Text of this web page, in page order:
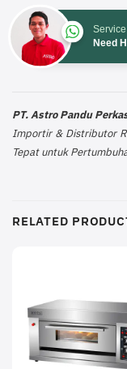
Need
PT. Astro Pandu
Importir & Distributor
Tepat untuk
RELATED